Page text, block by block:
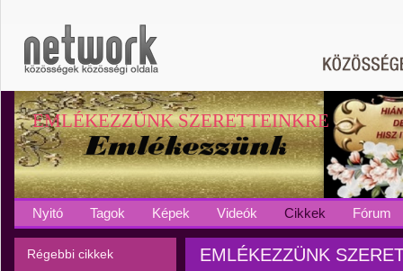
EMLÉKEZZÜNK SZERETTEINKRE
Nyitó Tagok Képek Videók Cikkek Fórum
Régebbi cikkek EMLÉKEZZÜNK